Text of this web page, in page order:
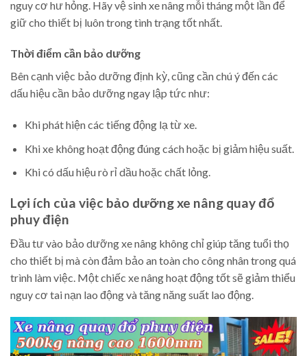
nguy cơ hư hỏng. Hãy vệ sinh xe nâng mỗi tháng một lần để
giữ cho thiết bị luôn trong tình trạng tốt nhất.
Thời điểm cần bảo dưỡng
Bên cạnh việc bảo dưỡng định kỳ, cũng cần chú ý đến các
dấu hiệu cần bảo dưỡng ngay lập tức như:
Khi phát hiện các tiếng động lạ từ xe.
Khi xe không hoạt động đúng cách hoặc bị giảm hiệu suất.
Khi có dấu hiệu rò rỉ dầu hoặc chất lỏng.
Lợi ích của việc bảo dưỡng xe nâng quay đổ
phuy điện
Đầu tư vào bảo dưỡng xe nâng không chỉ giúp tăng tuổi thọ
cho thiết bị mà còn đảm bảo an toàn cho công nhân trong quá
trình làm việc. Một chiếc xe nâng hoạt động tốt sẽ giảm thiểu
nguy cơ tai nạn lao động và tăng năng suất lao động.